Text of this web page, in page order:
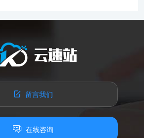
留言我们
在线咨询